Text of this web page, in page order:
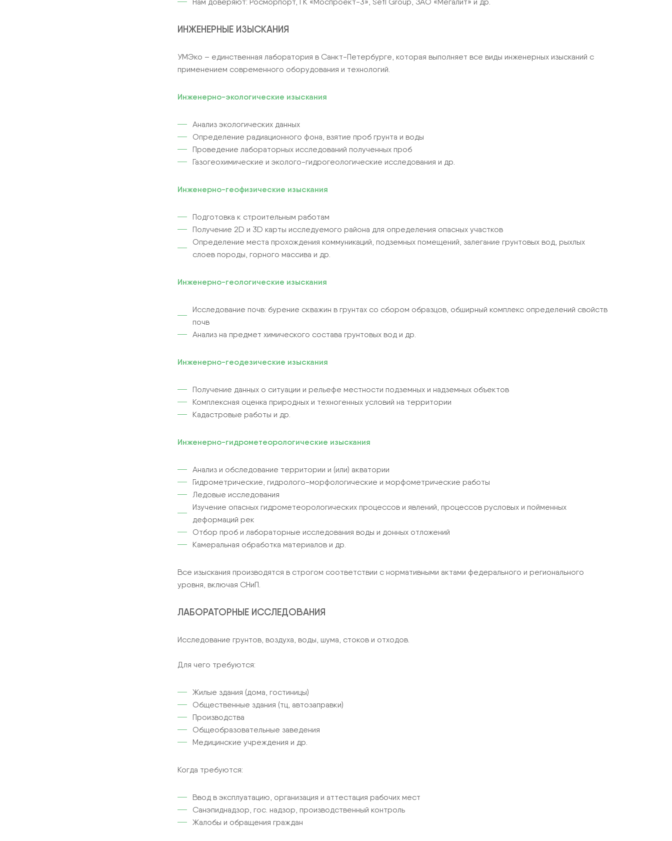
ИНЖЕНЕРНЫЕ ИЗЫСКАНИЯ
УМЭко – единственная лаборатория в Санкт-Петербурге, которая выполняет все виды инженерных изысканий с
применением современного оборудования и технологий.
Инженерно-экологические изыскания
Анализ экологических данных
Определение радиационного фона, взятие проб грунта и воды
Проведение лабораторных исследований полученных проб
Газогеохимические и эколого-гидрогеологические исследования и др.
Инженерно-геофизические изыскания
Подготовка к строительным работам
Получение 2D и 3D карты исследуемого района для определения опасных участков
Определение места прохождения коммуникаций, подземных помещений, залегание грунтовых вод, рыхлых
слоев породы, горного массива и др.
Инженерно-геологические изыскания
Исследование почв: бурение скважин в грунтах со сбором образцов, обширный комплекс определений свойств
почв
Анализ на предмет химического состава грунтовых вод и др.
Инженерно-геодезические изыскания
Получение данных о ситуации и рельефе местности подземных и надземных объектов
Комплексная оценка природных и техногенных условий на территории
Кадастровые работы и др.
Инженерно-гидрометеорологические изыскания
Анализ и обследование территории и (или) акватории
Гидрометрические, гидролого-морфологические и морфометрические работы
Ледовые исследования
Изучение опасных гидрометеорологических процессов и явлений, процессов русловых и пойменных
деформаций рек
Отбор проб и лабораторные исследования воды и донных отложений
Камеральная обработка материалов и др.
Все изыскания производятся в строгом соответствии с нормативными актами федерального и регионального
уровня, включая СНиП.
ЛАБОРАТОРНЫЕ ИССЛЕДОВАНИЯ
Исследование грунтов, воздуха, воды, шума, стоков и отходов.
Для чего требуются:
Жилые здания (дома, гостиницы)
Общественные здания (тц, автозаправки)
Производства
Общеобразовательные заведения
Медицинские учреждения и др.
Когда требуются:
Ввод в эксплуатацию, организация и аттестация рабочих мест
Санэпиднадзор, гос. надзор, производственный контроль
Жалобы и обращения граждан